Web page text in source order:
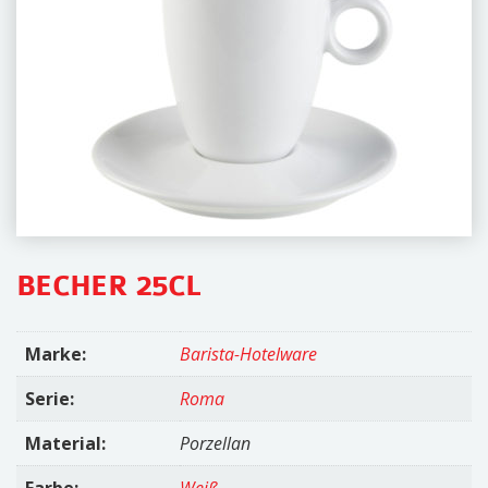
BECHER 25CL
Marke:
Barista-Hotelware
Serie:
Roma
Material:
Porzellan